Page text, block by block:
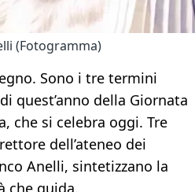
(Fotogramma)
Sono i tre termini
quest’anno della Giornata
che si celebra oggi. Tre
dell’ateneo dei
Anelli, sintetizzano la
che guida.